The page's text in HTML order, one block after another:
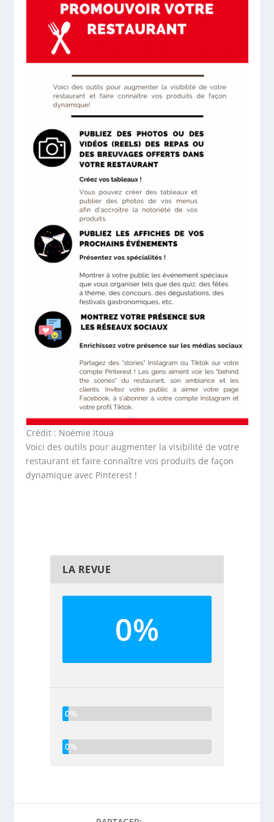
Crédit : Noémie Itoua
Voici des outils pour augmenter la visibilité de votre
restaurant et faire connaître vos produits de façon
dynamique avec Pinterest !
LA REVUE
0%
0%
0%